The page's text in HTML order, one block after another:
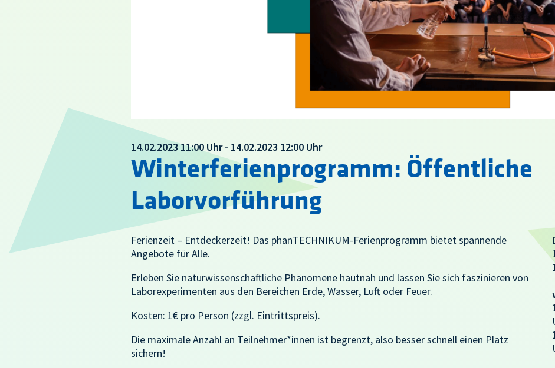
14.02.2023 11:00 Uhr - 14.02.2023 12:00 Uhr
Winterferienprogramm: Öffentliche
Laborvorführung
Ferienzeit – Entdeckerzeit! Das phanTECHNIKUM-Ferienprogramm bietet spannende
Angebote für Alle.
Erleben Sie naturwissenschaftliche Phänomene hautnah und lassen Sie sich faszinieren von
Laborexperimenten aus den Bereichen Erde, Wasser, Luft oder Feuer.
Kosten: 1€ pro Person (zzgl. Eintrittspreis).
Die maximale Anzahl an Teilnehmer*innen ist begrenzt, also besser schnell einen Platz
sichern!